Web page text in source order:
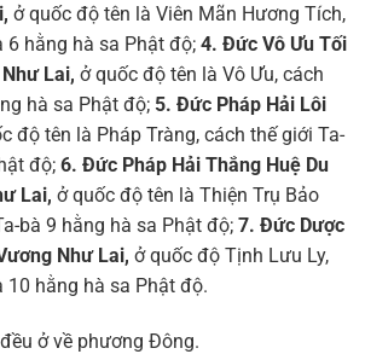
ở quốc độ tên là Viên Mãn Hương Tích,
6 hằng hà sa Phật độ; 4. Đức Vô Ưu Tối
Lai, ở quốc độ tên là Vô Ưu, cách
hà sa Phật độ; 5. Đức Pháp Hải Lôi
độ tên là Pháp Tràng, cách thế giới Ta-
độ; 6. Đức Pháp Hải Thắng Huệ Du
Lai, ở quốc độ tên là Thiện Trụ Bảo
bà 9 hằng hà sa Phật độ; 7. Đức Dược
Như Lai, ở quốc độ Tịnh Lưu Ly,
10 hằng hà sa Phật độ.
ở về phương Đông.